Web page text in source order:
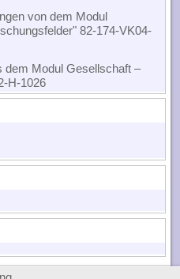
von dem Modul
82-174-VK04-
dem Modul Gesellschaft –
H-1026